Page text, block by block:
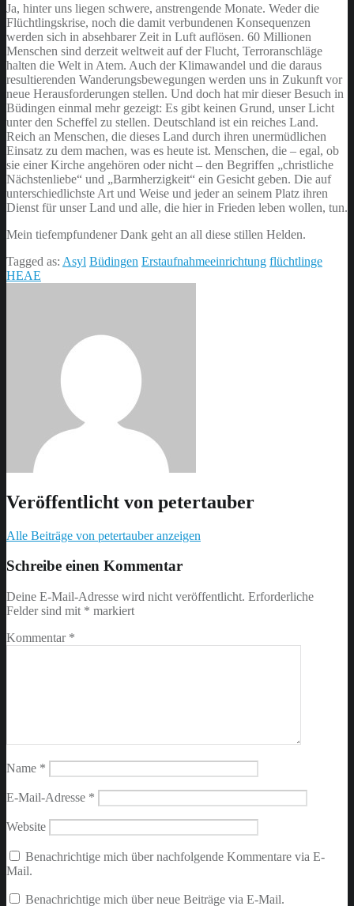
Ja, hinter uns liegen schwere, anstrengende Monate. Weder die
Flüchtlingskrise, noch die damit verbundenen Konsequenzen
werden sich in absehbarer Zeit in Luft auflösen. 60 Millionen
Menschen sind derzeit weltweit auf der Flucht, Terroranschläge
halten die Welt in Atem. Auch der Klimawandel und die daraus
resultierenden Wanderungsbewegungen werden uns in Zukunft vor
neue Herausforderungen stellen. Und doch hat mir dieser Besuch in
Büdingen einmal mehr gezeigt: Es gibt keinen Grund, unser Licht
unter den Scheffel zu stellen. Deutschland ist ein reiches Land.
Reich an Menschen, die dieses Land durch ihren unermüdlichen
Einsatz zu dem machen, was es heute ist. Menschen, die – egal, ob
sie einer Kirche angehören oder nicht – den Begriffen „christliche
Nächstenliebe“ und „Barmherzigkeit“ ein Gesicht geben. Die auf
unterschiedlichste Art und Weise und jeder an seinem Platz ihren
Dienst für unser Land und alle, die hier in Frieden leben wollen, tun.
Mein tiefempfundener Dank geht an all diese stillen Helden.
Tagged as: Asyl Büdingen Erstaufnahmeeinrichtung flüchtlinge
HEAE
Veröffentlicht von petertauber
Alle Beiträge von petertauber anzeigen
back
main
navigation
Schreibe einen Kommentar
Deine E-Mail-Adresse wird nicht veröffentlicht. Erforderliche
Felder sind mit * markiert
Kommentar *
Name *
E-Mail-Adresse *
Website
Benachrichtige mich über nachfolgende Kommentare via E-
Mail.
Benachrichtige mich über neue Beiträge via E-Mail.